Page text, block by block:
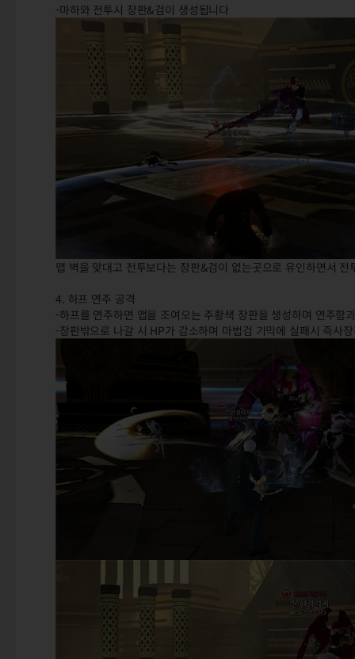
-마하와 전투시 장판&검이 생성됩니다
맵 벽을 맞대고 전투보다는 장판&검이 없는곳으로 유인하면서 전
4. 하프 연주 공격
-하프를 연주하면 맵을 조여오는 주황색 장판을 생성하며 연주함
-장판밖으로 나갈 시 HP가 감소하며 마법검 기믹에 실패시 즉사